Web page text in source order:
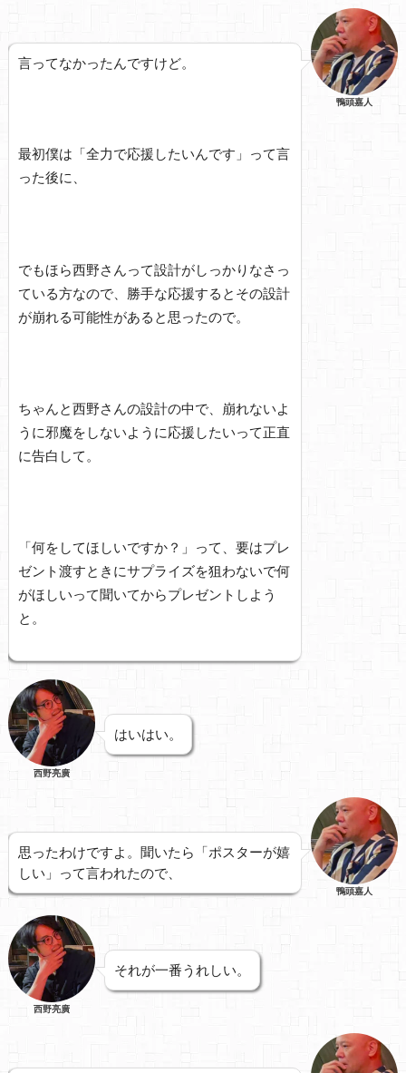
言ってなかったんですけど。
最初僕は「全力で応援したいんです」って言
った後に、
でもほら西野さんって設計がしっかりなさっ
ている方なので、勝手な応援するとその設計
が崩れる可能性があると思ったので。
ちゃんと西野さんの設計の中で、崩れないよ
うに邪魔をしないように応援したいって正直
に告白して。
「何をしてほしいですか？」って、要はプレ
ゼント渡すときにサプライズを狙わないで何
がほしいって聞いてからプレゼントしよう
と。
鴨頭嘉人
西野亮廣
はいはい。
思ったわけですよ。聞いたら「ポスターが嬉
しい」って言われたので、
鴨頭嘉人
西野亮廣
それが一番うれしい。